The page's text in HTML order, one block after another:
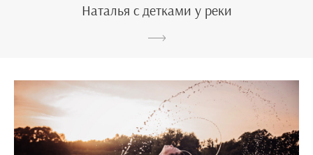
Наталья с детками у реки